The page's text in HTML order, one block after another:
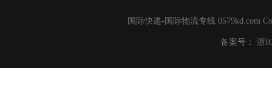
国际快递-国际物流专线 0579kd.com
备案号： 浙